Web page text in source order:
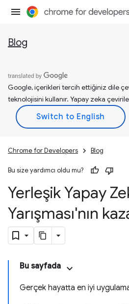
Blog
Google, içerikleri tercih ettiğiniz dile
teknolojisini kullanır. Yapay zeka
Chrome for Developers Blog
Bu size yardımcı oldu mu?
Yerleşik Yapay
Yarışması'nın
Bu sayfada
Gerçek hayatta en iyi